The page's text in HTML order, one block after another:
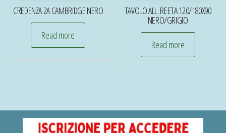
CREDENZA 2A CAMBRIDGE NERO
Read more
TAVOLO ALL. REETA 120/180X90
NERO/GRIGIO
Read more